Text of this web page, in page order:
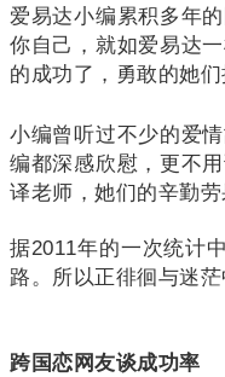
爱易达小编累积多年
你自己，就如爱易达
的成功了，勇敢的她
小编曾听过不少的爱
编都深感欣慰，更不
译老师，她们的辛勤
据2011年的一次统计
路。 所以正徘徊与迷
跨国恋 网友谈成功率